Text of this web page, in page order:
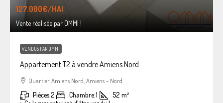
127.000€/HAI
Vente réalisée par OMMI !
VENDUS PAR OMMI
Appartement T2 à vendre Amiens Nord
Quartier Amiens Nord, Amiens - Nord
Pièces:2 Chambre:1 52 m²